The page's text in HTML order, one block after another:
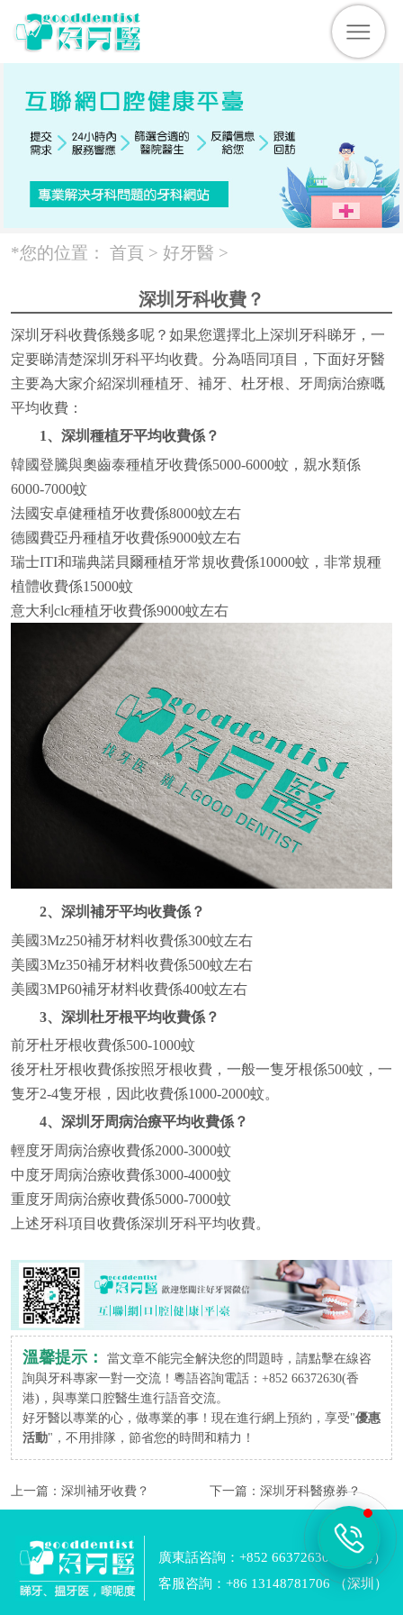
*您的位置： 首頁 > 好牙醫 >
深圳牙科收費？
深圳牙科收費係幾多呢？如果您選擇北上深圳牙科睇牙，一
定要睇清楚深圳牙科平均收費。分為唔同項目，下面好牙醫
主要為大家介紹深圳種植牙、補牙、杜牙根、牙周病治療嘅
平均收費：
1、深圳種植牙平均收費係？
韓國登騰與奧齒泰種植牙收費係5000-6000蚊，親水類係
6000-7000蚊
法國安卓健種植牙收費係8000蚊左右
德國費亞丹種植牙收費係9000蚊左右
瑞士ITI和瑞典諾貝爾種植牙常規收費係10000蚊，非常規種
植體收費係15000蚊
意大利clc種植牙收費係9000蚊左右
2、深圳補牙平均收費係？
美國3Mz250補牙材料收費係300蚊左右
美國3Mz350補牙材料收費係500蚊左右
美國3MP60補牙材料收費係400蚊左右
3、深圳杜牙根平均收費係？
前牙杜牙根收費係500-1000蚊
後牙杜牙根收費係按照牙根收費，一般一隻牙根係500蚊，一
隻牙2-4隻牙根，因此收費係1000-2000蚊。
4、深圳牙周病治療平均收費係？
輕度牙周病治療收費係2000-3000蚊
中度牙周病治療收費係3000-4000蚊
重度牙周病治療收費係5000-7000蚊
上述牙科項目收費係深圳牙科平均收費。
溫馨提示：
當文章不能完全解決您的問題時，請點擊在線咨
詢與牙科專家一對一交流！粵語咨詢電話：+852 66372630(香
港)，與專業口腔醫生進行語音交流。
好牙醫以專業的心，做專業的事！現在進行網上預約，享受"優惠
活動"，不用排隊，節省您的時間和精力！
上一篇： 深圳補牙收費？ 下一篇： 深圳牙科醫療券？
廣東話咨詢：+852 66372630 （香港）
客服咨詢：+86 13148781706 （深圳）